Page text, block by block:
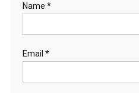
Name *
Email *